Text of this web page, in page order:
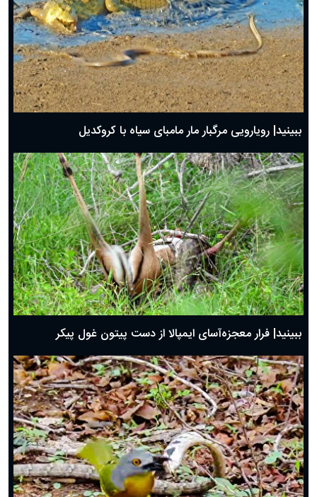
ببینید| رویارویی مرگبار مار مامبای سیاه با کروکدیل
ببینید| فرار معجزه‌آسای ایمپالا از دست پیتون غول پیکر